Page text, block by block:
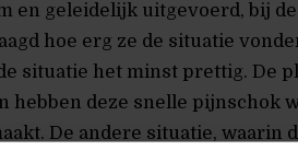
en geleidelijk uitgevoerd, bij
hoe erg ze de situatie
situatie het minst prettig. De
hebben deze snelle pijnschok
De andere situatie, waarin